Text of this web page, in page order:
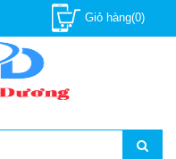
Giỏ hàng(0)